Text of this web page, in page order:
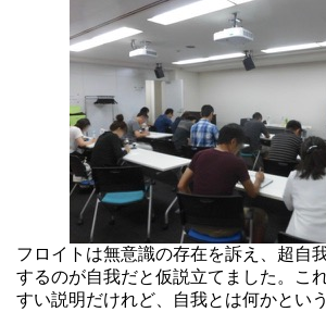
フロイトは無意識の存在を訴え、超自
するのが自我だと仮説立てました。こ
すい説明だけれど、自我とは何かとい